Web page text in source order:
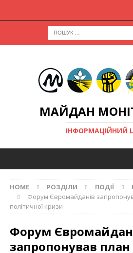
МАЙДАН
ІНФОРМАЦІЙНИЙ
HOME РОЗДІЛИ ПОДІЇ
Форум Євромайданів
політичної кризи
Форум
запропонував